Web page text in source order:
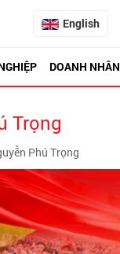
English
DOANH NHÂN
Trọng
Phú Trọng